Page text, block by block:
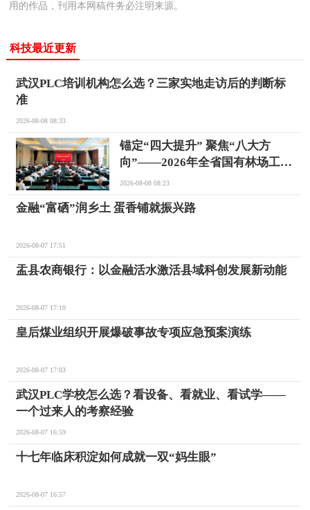
用的作品，刊用本网稿件务必注明来源。
科技最近更新
武汉PLC培训机构怎么选？三家实地走访后的判断标
准
2026-08-08 08:33
锚定“四大提升” 聚焦“八大方
向”——2026年全省国有林场工作
推进培训会在忻州五寨召开
2026-08-08 08:23
金融“富硒”润乡土 蛋香铺就振兴路
2026-08-07 17:51
盂县农商银行：以金融活水激活县域科创发展新动能
2026-08-07 17:10
皇后煤业组织开展爆破事故专项应急预案演练
2026-08-07 17:03
武汉PLC学校怎么选？看设备、看就业、看试学——
一个过来人的考察经验
2026-08-07 16:59
十七年临床积淀如何成就一双“妈生眼”
2026-08-07 16:57